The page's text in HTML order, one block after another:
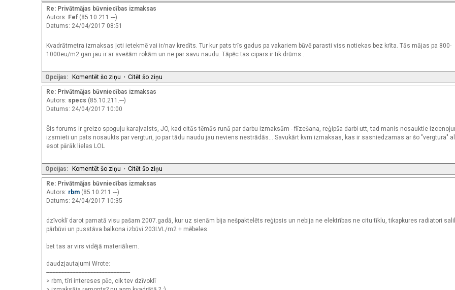
Re: Privātmājas būvniecības izmaksas
Autors: Fef (85.10.211.---)
Datums: 24/04/2017 08:51
Kvadrātmetra izmaksas ļoti ietekmē vai ir/nav kredīts. Tur kur pats trīs gadus pa vakariem būvē parasti viss notiekas bez krīta. Tās mājas pa 800-
1000eu/m2 gan jau ir ar svešām rokām un ne par savu naudu. Tāpēc tas cipars ir tik drūms..
Opcijas: Komentēt šo ziņu • Citēt šo ziņu
Re: Privātmājas būvniecības izmaksas
Autors: specs (85.10.211.---)
Datums: 24/04/2017 10:00
Šis forums ir greizo spoguļu karaļvalsts, JO, kad citās tēmās runā par darbu izmaksām - flīzešana, reģipša darbi utt, tad manis nosauktie
izsmieti un pats nosaukts par vergturi, jo par tādu naudu jau neviens nestrādās... Savukārt kvm izmaksas, kas ir sasniedzamas ar šo "vergtura"
esot pārāk lielas LOL
Opcijas: Komentēt šo ziņu • Citēt šo ziņu
Re: Privātmājas būvniecības izmaksas
Autors: rbm (85.10.211.---)
Datums: 24/04/2017 10:35
dzīvoklī darot pamatā visu pašam 2007.gadā, kur uz sienām bija nešpaktelēts reģipsis un nebija ne elektrības ne citu tīklu, tikapkures radiatori
pārbūvi un pusstāva balkona izbūvi 203LVL/m2 + mēbeles.
bet tas ar virs vidējā materiāliem.
daudzjautajumi Wrote:
-------------------------------------------------------
> rbm, tīri intereses pēc, cik tev dzīvoklī